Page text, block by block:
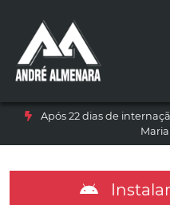
Após 22 dias de